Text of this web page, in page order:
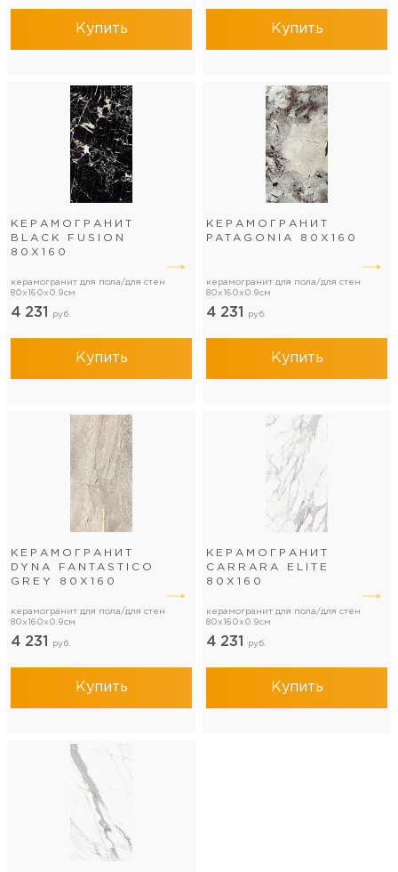
Купить Купить
КЕРАМОГРАНИТ
BLACK FUSION
80Х160
керамогранит для пола/для стен
80x160x0.9см
4 231 руб.
Купить
КЕРАМОГРАНИТ
PATAGONIA 80Х160
керамогранит для пола/для стен
80x160x0.9см
4 231 руб.
Купить
КЕРАМОГРАНИТ
DYNA FANTASTICO
GREY 80Х160
керамогранит для пола/для стен
80x160x0.9см
4 231 руб.
Купить
КЕРАМОГРАНИТ
CARRARA ELITE
80Х160
керамогранит для пола/для стен
80x160x0.9см
4 231 руб.
Купить